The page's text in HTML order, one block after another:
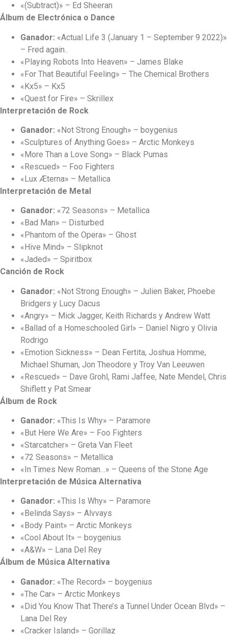
«(Subtract)» – Ed Sheeran
Álbum de Electrónica o Dance
Ganador: «Actual Life 3 (January 1 – September 9 2022)»
– Fred again..
«Playing Robots Into Heaven» – James Blake
«For That Beautiful Feeling» – The Chemical Brothers
«Kx5» – Kx5
«Quest for Fire» – Skrillex
Interpretación de Rock
Ganador: «Not Strong Enough» – boygenius
«Sculptures of Anything Goes» – Arctic Monkeys
«More Than a Love Song» – Black Pumas
«Rescued» – Foo Fighters
«Lux Æterna» – Metallica
Interpretación de Metal
Ganador: «72 Seasons» – Metallica
«Bad Man» – Disturbed
«Phantom of the Opera» – Ghost
«Hive Mind» – Slipknot
«Jaded» – Spiritbox
Canción de Rock
Ganador: «Not Strong Enough» – Julien Baker, Phoebe
Bridgers y Lucy Dacus
«Angry» – Mick Jagger, Keith Richards y Andrew Watt
«Ballad of a Homeschooled Girl» – Daniel Nigro y Olivia
Rodrigo
«Emotion Sickness» – Dean Fertita, Joshua Homme,
Michael Shuman, Jon Theodore y Troy Van Leeuwen
«Rescued» – Dave Grohl, Rami Jaffee, Nate Mendel, Chris
Shiflett y Pat Smear
Álbum de Rock
Ganador: «This Is Why» – Paramore
«But Here We Are» – Foo Fighters
«Starcatcher» – Greta Van Fleet
«72 Seasons» – Metallica
«In Times New Roman…» – Queens of the Stone Age
Interpretación de Música Alternativa
Ganador: «This Is Why» – Paramore
«Belinda Says» – Alvvays
«Body Paint» – Arctic Monkeys
«Cool About It» – boygenius
«A&W» – Lana Del Rey
Álbum de Música Alternativa
Ganador: «The Record» – boygenius
«The Car» – Arctic Monkeys
«Did You Know That There’s a Tunnel Under Ocean Blvd» –
Lana Del Rey
«Cracker Island» – Gorillaz